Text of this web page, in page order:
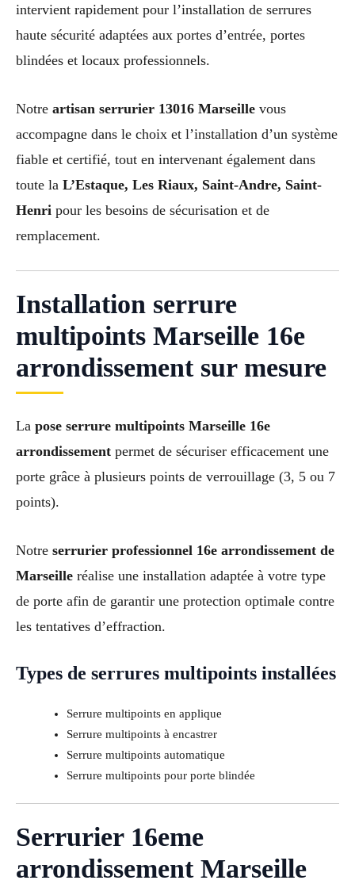
intervient rapidement pour l’installation de serrures
haute sécurité adaptées aux portes d’entrée, portes
blindées et locaux professionnels.
Notre artisan serrurier 13016 Marseille vous
accompagne dans le choix et l’installation d’un système
fiable et certifié, tout en intervenant également dans
toute la L’Estaque, Les Riaux, Saint-Andre, Saint-
Henri pour les besoins de sécurisation et de
remplacement.
Installation serrure
multipoints Marseille 16e
arrondissement sur mesure
La pose serrure multipoints Marseille 16e
arrondissement permet de sécuriser efficacement une
porte grâce à plusieurs points de verrouillage (3, 5 ou 7
points).
Notre serrurier professionnel 16e arrondissement de
Marseille réalise une installation adaptée à votre type
de porte afin de garantir une protection optimale contre
les tentatives d’effraction.
Types de serrures multipoints installées
Serrure multipoints en applique
Serrure multipoints à encastrer
Serrure multipoints automatique
Serrure multipoints pour porte blindée
Serrurier 16eme
arrondissement Marseille